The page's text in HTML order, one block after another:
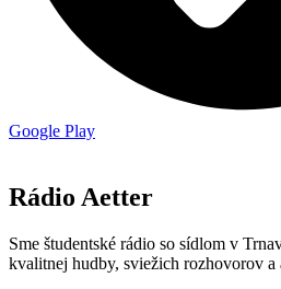
Google Play
Rádio Aetter
Sme študentské rádio so sídlom v
kvalitnej hudby, sviežich rozhovorov a